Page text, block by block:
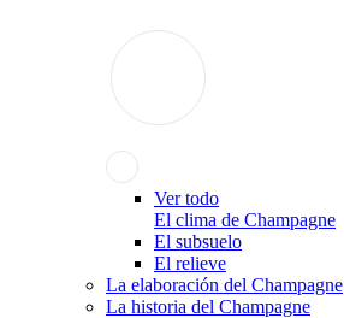
Ver todo
El clima de Champagne
El subsuelo
El relieve
La elaboración del Champagne
La historia del Champagne